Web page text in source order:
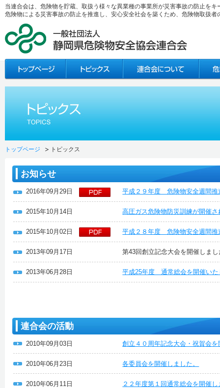
当連合会は、危険物を貯蔵、取扱う様々な異業種の事業所が災害事故の防止を
危険物による災害事故の防止を推進し、安心安全社会を築くため、危険物取扱
トップページ トピックス
お知らせ
2016年09月29日 平成２９年度 危険物安全週間推
2015年10月14日 高圧ガス危険物防災訓練が開催さ
2015年10月02日 平成２８年度 危険物安全週間推
2013年09月17日 第43回創立記念大会を開催しま
2013年06月28日 平成25年度 通常総会を開催いた
連合会の活動
2010年09月03日 創立４０周年記念大会・祝賀会
2010年06月23日 各委員会を開催しました。
2010年06月11日 ２２年度第１回通常総会を開催